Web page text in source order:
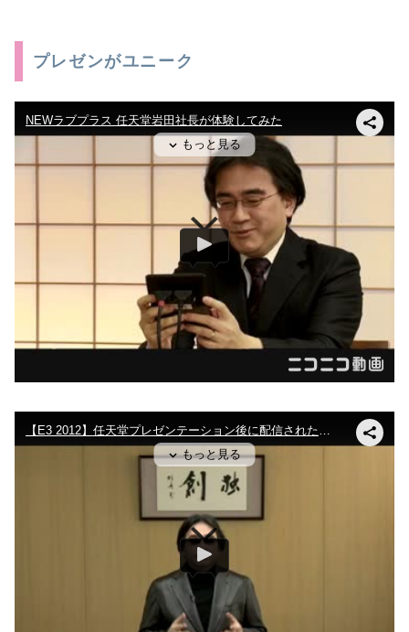
プレゼンがユニーク